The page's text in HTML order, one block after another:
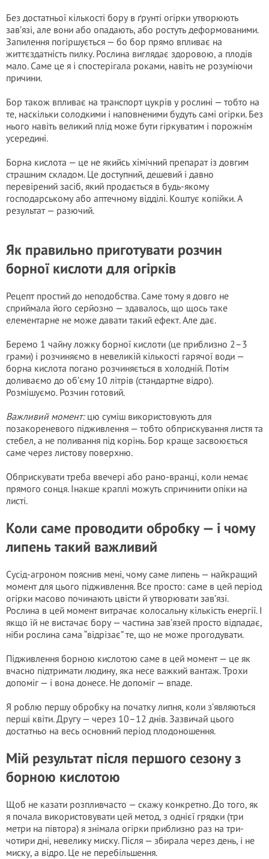
Без достатньої кількості бору в ґрунті огірки утворюють
зав’язі, але вони або опадають, або ростуть деформованими.
Запилення погіршується — бо бор прямо впливає на
життєздатність пилку. Рослина виглядає здоровою, а плодів
мало. Саме це я і спостерігала роками, навіть не розуміючи
причини.
Бор також впливає на транспорт цукрів у рослині — тобто на
те, наскільки солодкими і наповненими будуть самі огірки. Без
нього навіть великий плід може бути гіркуватим і порожнім
усередині.
Борна кислота — це не якийсь хімічний препарат із довгим
страшним складом. Це доступний, дешевий і давно
перевірений засіб, який продається в будь-якому
господарському або аптечному відділі. Коштує копійки. А
результат — разючий.
Як правильно приготувати розчин
борної кислоти для огірків
Рецепт простий до неподобства. Саме тому я довго не
сприймала його серйозно — здавалось, що щось таке
елементарне не може давати такий ефект. Але дає.
Беремо 1 чайну ложку борної кислоти (це приблизно 2–3
грами) і розчиняємо в невеликій кількості гарячої води —
борна кислота погано розчиняється в холодній. Потім
доливаємо до об’єму 10 літрів (стандартне відро).
Розмішуємо. Розчин готовий.
Важливий момент:цю суміш використовують для
позакореневого підживлення — тобто обприскування листя та
стебел, а не поливання під корінь. Бор краще засвоюється
саме через листову поверхню.
Обприскувати треба ввечері або рано-вранці, коли немає
прямого сонця. Інакше краплі можуть спричинити опіки на
листі.
Коли саме проводити обробку — і чому
липень такий важливий
Сусід-агроном пояснив мені, чому саме липень — найкращий
момент для цього підживлення. Все просто: саме в цей період
огірки масово починають цвісти й утворювати зав’язі.
Рослина в цей момент витрачає колосальну кількість енергії. І
якщо їй не вистачає бору — частина зав’язей просто відпадає,
ніби рослина сама “відрізає” те, що не може прогодувати.
Підживлення борною кислотою саме в цей момент — це як
вчасно підтримати людину, яка несе важкий вантаж. Трохи
допоміг — і вона донесе. Не допоміг — впаде.
Я роблю першу обробку на початку липня, коли з’являються
перші квіти. Другу — через 10–12 днів. Зазвичай цього
достатньо на весь основний період плодоношення.
Мій результат після першого сезону з
борною кислотою
Щоб не казати розпливчасто — скажу конкретно. До того, як
я почала використовувати цей метод, з однієї грядки (три
метри на півтора) я знімала огірки приблизно раз на три-
чотири дні, невелику миску. Після — збирала через день, і не
миску, а відро. Це не перебільшення.